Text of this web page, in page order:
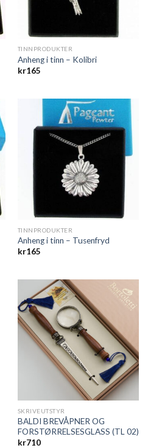
TINNPRODUKTER
Anheng i tinn – Kolibri
kr165
TINNPRODUKTER
Anheng i tinn – Tusenfryd
kr165
SKRIVEUTSTYR
BALDI BREVÅPNER OG
FORSTØRRELSESGLASS (TL 02)
kr710